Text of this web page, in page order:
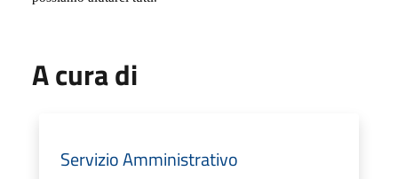
A cura di
Servizio Amministrativo